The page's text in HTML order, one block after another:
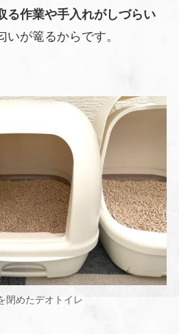
る作業や手入れがしづらい
が篭るからです。
閉めたデオトイレ